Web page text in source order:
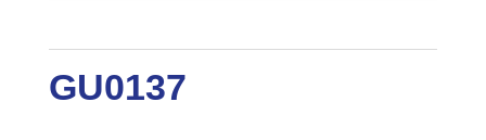
GU0137